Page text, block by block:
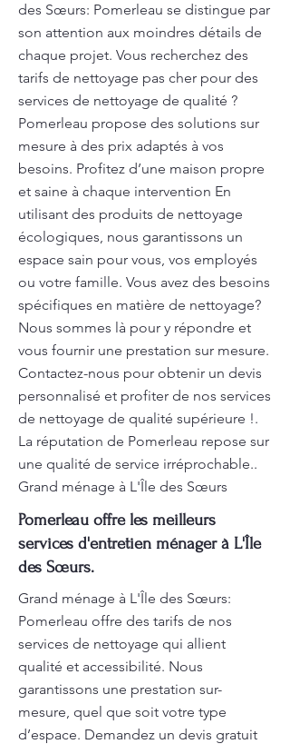
des Sœurs: Pomerleau se distingue par
son attention aux moindres détails de
chaque projet. Vous recherchez des
tarifs de nettoyage pas cher pour des
services de nettoyage de qualité ?
Pomerleau propose des solutions sur
mesure à des prix adaptés à vos
besoins. Profitez d’une maison propre
et saine à chaque intervention En
utilisant des produits de nettoyage
écologiques, nous garantissons un
espace sain pour vous, vos employés
ou votre famille. Vous avez des besoins
spécifiques en matière de nettoyage?
Nous sommes là pour y répondre et
vous fournir une prestation sur mesure.
Contactez-nous pour obtenir un devis
personnalisé et profiter de nos services
de nettoyage de qualité supérieure !.
La réputation de Pomerleau repose sur
une qualité de service irréprochable..
Grand ménage à L'Île des Sœurs
Pomerleau offre les meilleurs
services d'entretien ménager à L'Île
des Sœurs.
Grand ménage à L'Île des Sœurs:
Pomerleau offre des tarifs de nos
services de nettoyage qui allient
qualité et accessibilité. Nous
garantissons une prestation sur-
mesure, quel que soit votre type
d’espace. Demandez un devis gratuit